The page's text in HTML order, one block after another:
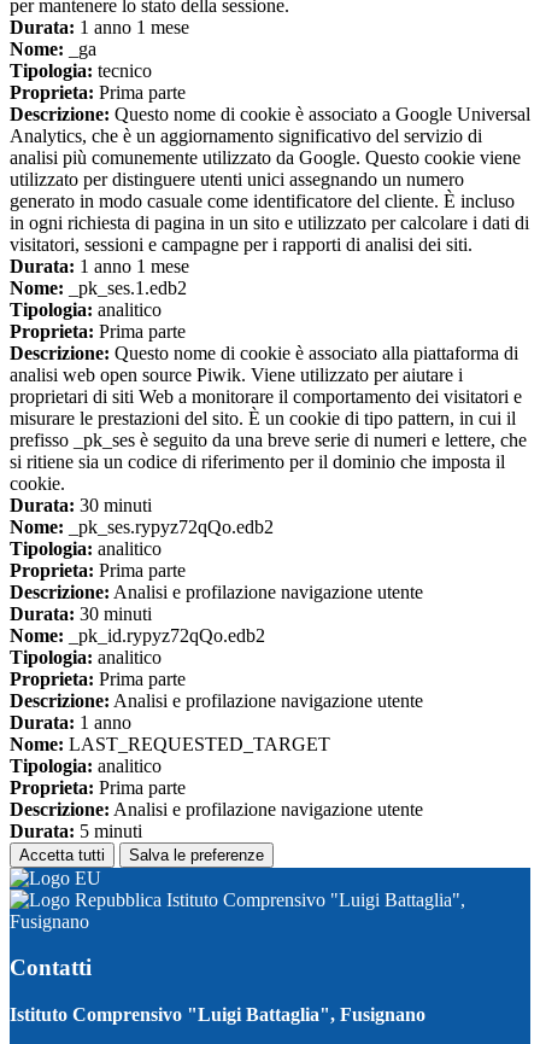
per mantenere lo stato della sessione.
Durata: 1 anno 1 mese
Nome: _ga
Tipologia: tecnico
Proprieta: Prima parte
Descrizione: Questo nome di cookie è associato a Google Universal
Analytics, che è un aggiornamento significativo del servizio di
analisi più comunemente utilizzato da Google. Questo cookie viene
utilizzato per distinguere utenti unici assegnando un numero
generato in modo casuale come identificatore del cliente. È incluso
in ogni richiesta di pagina in un sito e utilizzato per calcolare i dati di
visitatori, sessioni e campagne per i rapporti di analisi dei siti.
Durata: 1 anno 1 mese
Nome: _pk_ses.1.edb2
Tipologia: analitico
Proprieta: Prima parte
Descrizione: Questo nome di cookie è associato alla piattaforma di
analisi web open source Piwik. Viene utilizzato per aiutare i
proprietari di siti Web a monitorare il comportamento dei visitatori e
misurare le prestazioni del sito. È un cookie di tipo pattern, in cui il
prefisso _pk_ses è seguito da una breve serie di numeri e lettere, che
si ritiene sia un codice di riferimento per il dominio che imposta il
cookie.
Durata: 30 minuti
Nome: _pk_ses.rypyz72qQo.edb2
Tipologia: analitico
Proprieta: Prima parte
Descrizione: Analisi e profilazione navigazione utente
Durata: 30 minuti
Nome: _pk_id.rypyz72qQo.edb2
Tipologia: analitico
Proprieta: Prima parte
Descrizione: Analisi e profilazione navigazione utente
Durata: 1 anno
Nome: LAST_REQUESTED_TARGET
Tipologia: analitico
Proprieta: Prima parte
Descrizione: Analisi e profilazione navigazione utente
Durata: 5 minuti
Accetta tutti Salva le preferenze
Istituto Comprensivo "Luigi Battaglia",
Fusignano
Contatti
Istituto Comprensivo "Luigi Battaglia", Fusignano